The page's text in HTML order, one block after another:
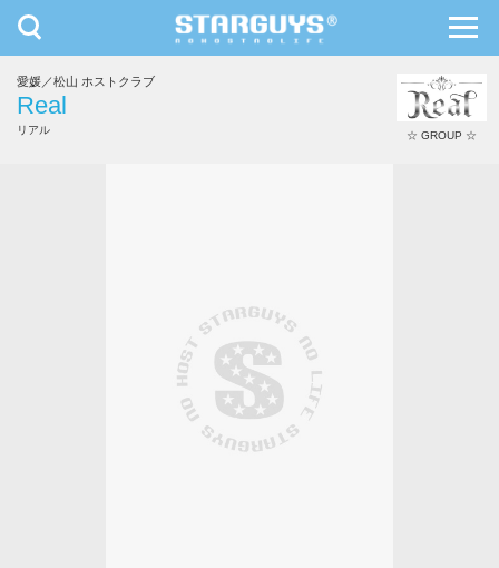
九州・沖縄 北海道・東北
toggle
navigation
愛媛／松山 ホストクラブ
Real
リアル ☆ GROUP ☆